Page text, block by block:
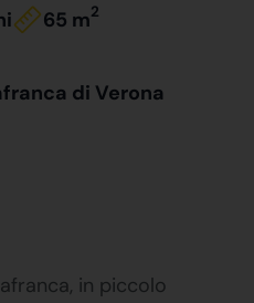
65 m2
di Verona
in piccolo